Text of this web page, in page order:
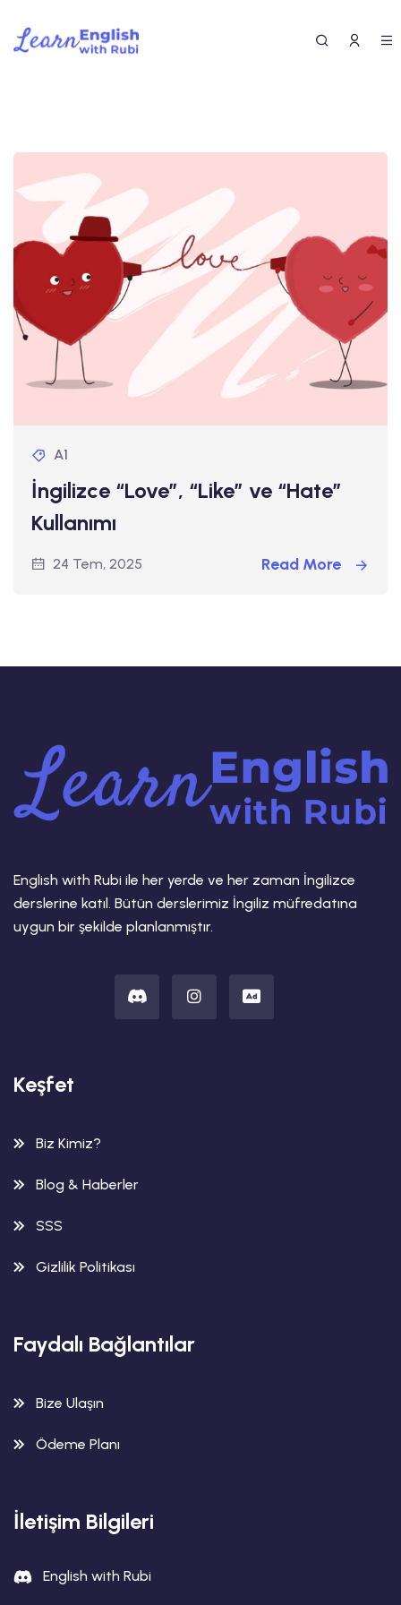
A1
İngilizce “Love”, “Like” ve “Hate”
Kullanımı
24 Tem, 2025 Read More
English with Rubi ile her yerde ve her zaman İngilizce
derslerine katıl. Bütün derslerimiz İngiliz müfredatına
uygun bir şekilde planlanmıştır.
Keşfet
Biz Kimiz?
Blog & Haberler
SSS
Gizlilik Politikası
Faydalı Bağlantılar
Bize Ulaşın
Ödeme Planı
İletişim Bilgileri
English with Rubi